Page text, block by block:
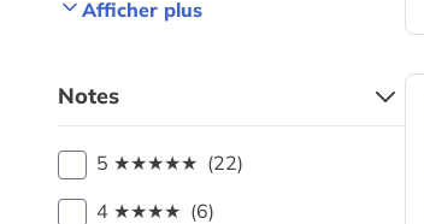
Afficher plus
Notes
5 ★★★★★ (22)
4 ★★★★ (6)